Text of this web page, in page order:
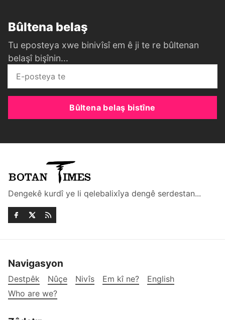
Bûltena belaş
Tu eposteya xwe binivîsî em ê ji te re bûltenan
belaşî bişînin...
Bûltena belaş bistîne
Dengekê kurdî ye li qelebalixîya dengê serdestan...
Navigasyon
Destpêk Nûçe Nivîs Em kî ne?
English
Who are we?